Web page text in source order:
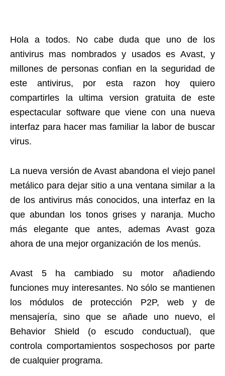
Hola a todos. No cabe duda que uno de los
antivirus mas nombrados y usados es Avast, y
millones de personas confian en la seguridad de
este antivirus, por esta razon hoy quiero
compartirles la ultima version gratuita de este
espectacular software que viene con una nueva
interfaz para hacer mas familiar la labor de buscar
virus.
La nueva versión de Avast abandona el viejo panel
metálico para dejar sitio a una ventana similar a la
de los antivirus más conocidos, una interfaz en la
que abundan los tonos grises y naranja. Mucho
más elegante que antes, ademas Avast goza
ahora de una mejor organización de los menús.
Avast 5 ha cambiado su motor añadiendo
funciones muy interesantes. No sólo se mantienen
los módulos de protección P2P, web y de
mensajería, sino que se añade uno nuevo, el
Behavior Shield (o escudo conductual), que
controla comportamientos sospechosos por parte
de cualquier programa.